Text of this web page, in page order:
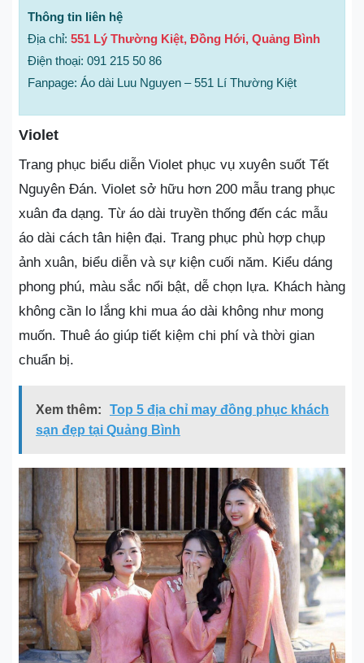
Thông tin liên hệ
Địa chỉ: 551 Lý Thường Kiệt, Đồng Hới, Quảng Bình
Điện thoại: 091 215 50 86
Fanpage: Áo dài Luu Nguyen – 551 Lí Thường Kiệt
Violet
Trang phục biểu diễn Violet phục vụ xuyên suốt Tết
Nguyên Đán. Violet sở hữu hơn 200 mẫu trang phục
xuân đa dạng. Từ áo dài truyền thống đến các mẫu
áo dài cách tân hiện đại. Trang phục phù hợp chụp
ảnh xuân, biểu diễn và sự kiện cuối năm. Kiểu dáng
phong phú, màu sắc nổi bật, dễ chọn lựa. Khách hàng
không cần lo lắng khi mua áo dài không như mong
muốn. Thuê áo giúp tiết kiệm chi phí và thời gian
chuẩn bị.
Xem thêm:
Top 5 địa chỉ may đồng phục khách
sạn đẹp tại Quảng Bình